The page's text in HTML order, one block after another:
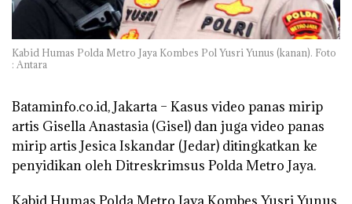
Kabid Humas Polda Metro Jaya Kombes Pol Yusri Yunus (kanan). Foto
: Antara
Bataminfo.co.id, Jakarta – Kasus video panas mirip
artis Gisella Anastasia (Gisel) dan juga video panas
mirip artis Jesica Iskandar (Jedar) ditingkatkan ke
penyidikan oleh Ditreskrimsus Polda Metro Jaya.